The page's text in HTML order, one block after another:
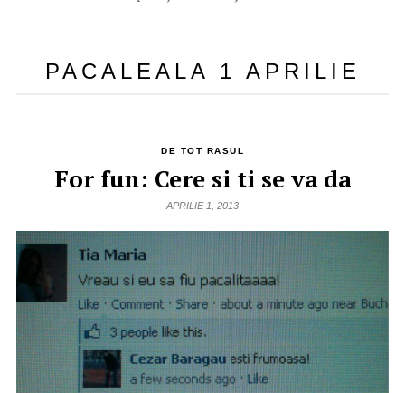
PACALEALA 1 APRILIE
DE TOT RASUL
For fun: Cere si ti se va da
APRILIE 1, 2013